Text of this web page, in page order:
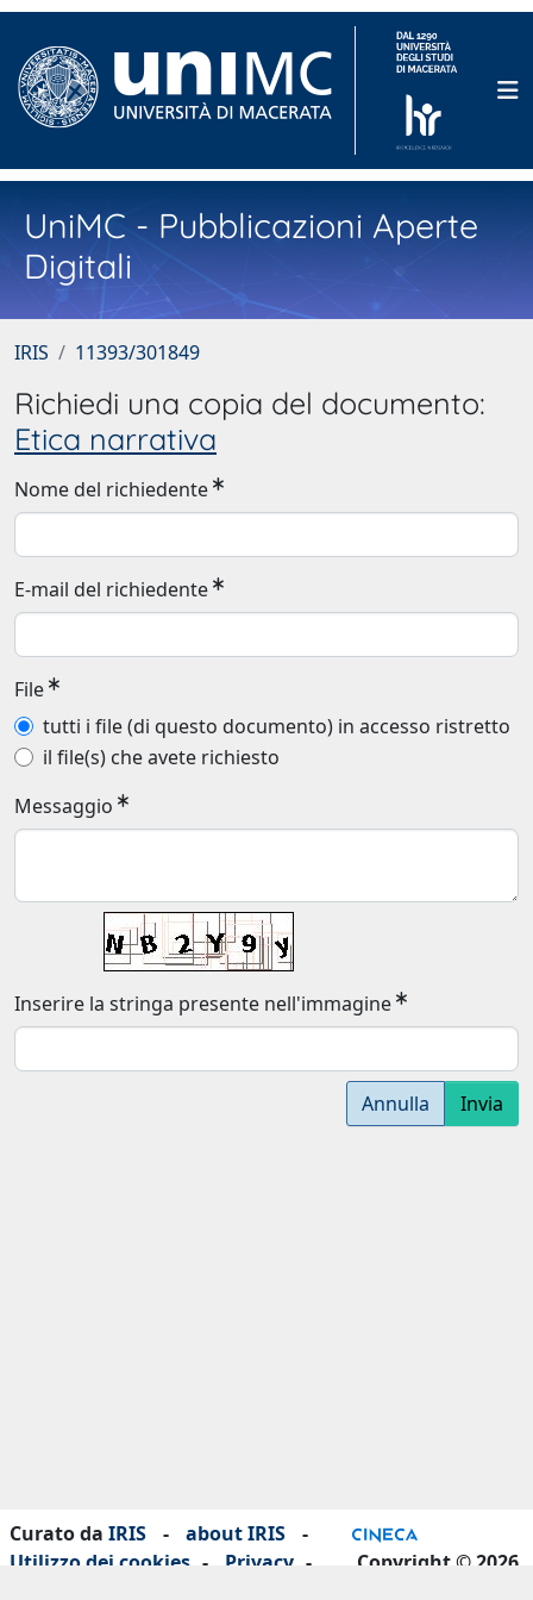
UniMC - Pubblicazioni Aperte
Digitali
IRIS 11393/301849
Richiedi una copia del documento:
Etica narrativa
Nome del richiedente
E-mail del richiedente
File
tutti i file (di questo documento) in accesso ristretto
il file(s) che avete richiesto
Messaggio
Inserire la stringa presente nell'immagine
Annulla Invia
Curato da IRIS - about IRIS
-
Utilizzo dei cookies - Privacy -
Copyright © 2026